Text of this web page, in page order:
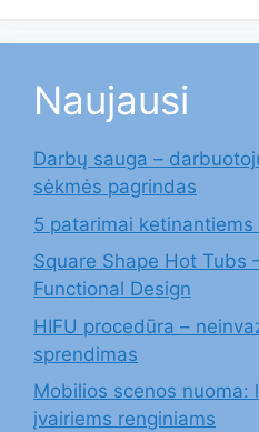
Naujausi
Darbų sauga –
sėkmės pagrindas
5 patarimai
Square Shape Hot Tubs
Functional Design
HIFU procedūra –
sprendimas
Mobilios scenos nuoma:
įvairiems renginiams